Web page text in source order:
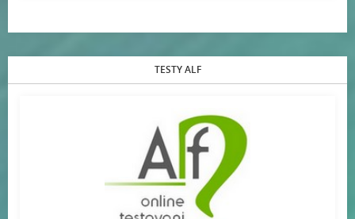
TESTY ALF